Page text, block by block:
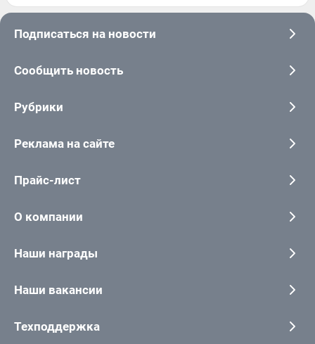
Подписаться на новости
Сообщить новость
Рубрики
Реклама на сайте
Прайс-лист
О компании
Наши награды
Наши вакансии
Техподдержка